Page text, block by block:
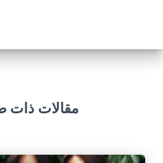
مقالات ذات